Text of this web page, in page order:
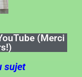
(Merci
sujet